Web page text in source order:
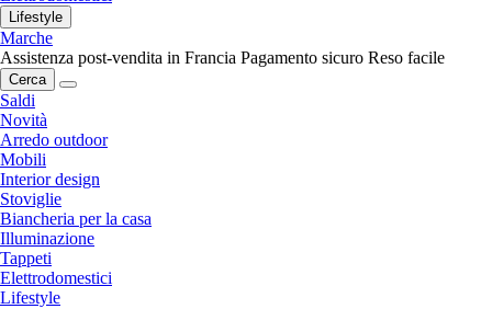
Lifestyle
Marche
Assistenza post-vendita in Francia Pagamento sicuro Reso facile
Cerca
Saldi
Novità
Arredo outdoor
Mobili
Interior design
Stoviglie
Biancheria per la casa
Illuminazione
Tappeti
Elettrodomestici
Lifestyle